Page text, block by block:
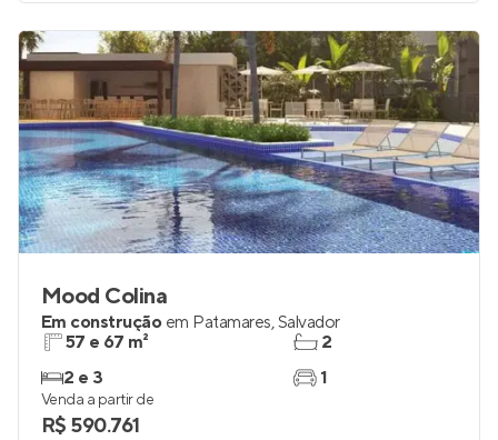
Mood Colina
Em construção em Patamares,Salvador
57 e 67 m²
2 e 3
2
1
Venda a partir de
R$ 590.761